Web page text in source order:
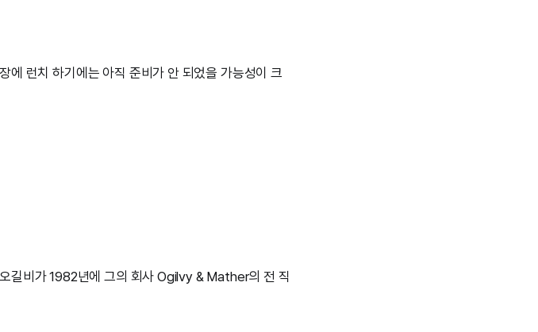
에 런치 하기에는 아직 준비가 안 되었을 가능성이 크
길비가 1982년에 그의 회사 Ogilvy & Mather의 전 직